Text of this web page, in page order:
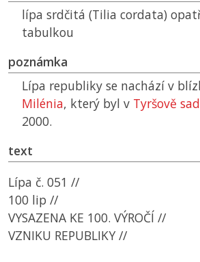
lípa srdčitá (Tilia cordata)
tabulkou
poznámka
Lípa republiky se nachází v
Milénia, který byl v Tyršově
2000.
text
Lípa č. 051 //
100 lip //
VYSAZENA KE 100. VÝROČÍ //
VZNIKU REPUBLIKY //